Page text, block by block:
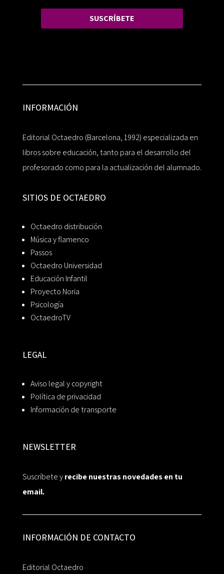
SUSCRÍBETE
INFORMACIÓN
Editorial Octaedro (Barcelona, 1992) especializada en
libros sobre educación, tanto para el desarrollo del
profesorado como para la actualización del alumnado.
SITIOS DE OCTAEDRO
Octaedro distribución
Música y flamenco
Passos
Octaedro Universidad
Educación Infantil
Proyecto Noria
Psicología
OctaedroTV
LEGAL
Aviso legal y copyright
Política de privacidad
Información de transporte
NEWSLETTER
Suscríbete yrecibe nuestras novedades en tu
email.
INFORMACIÓN DE CONTACTO
Editorial Octaedro